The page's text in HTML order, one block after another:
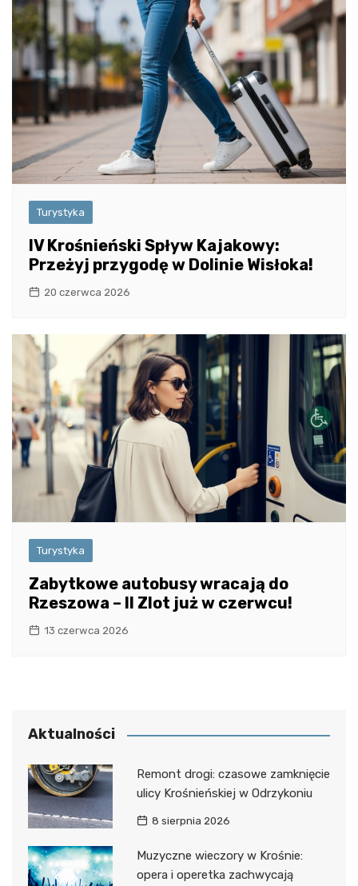
Turystyka
IV Krośnieński Spływ Kajakowy:
Przeżyj przygodę w Dolinie Wisłoka!
20 czerwca 2026
Turystyka
Zabytkowe autobusy wracają do
Rzeszowa – II Zlot już w czerwcu!
13 czerwca 2026
Aktualności
Remont drogi: czasowe zamknięcie
ulicy Krośnieńskiej w Odrzykoniu
8 sierpnia 2026
Muzyczne wieczory w Krośnie:
opera i operetka zachwycają